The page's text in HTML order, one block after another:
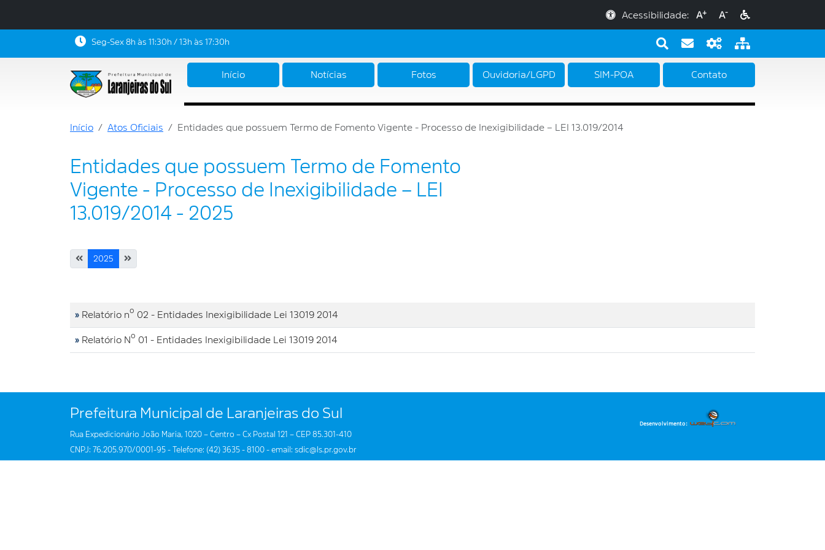
Acessibilidade: A+ A-
Seg-Sex 8h às 11:30h / 13h às 17:30h
Início Notícias Fotos Ouvidoria/LGPD SIM-POA Contato
Início Atos Oficiais Entidades que possuem Termo de Fomento Vigente - Processo de Inexigibilidade – LEI 13.019/2014
Entidades que possuem Termo de Fomento
Vigente - Processo de Inexigibilidade – LEI
13.019/2014 - 2025
2025
» Relatório nº 02 - Entidades Inexigibilidade Lei 13019 2014
» Relatório Nº 01 - Entidades Inexigibilidade Lei 13019 2014
Prefeitura Municipal de Laranjeiras do Sul
Rua Expedicionário João Maria, 1020 – Centro – Cx Postal 121 – CEP 85.301-410
CNPJ: 76.205.970/0001-95 - Telefone: (42) 3635 - 8100 - email: sdic@ls.pr.gov.br